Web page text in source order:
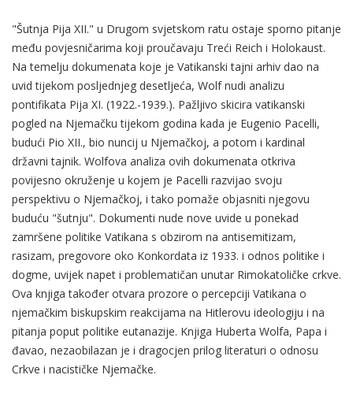
"Šutnja Pija XII." u Drugom svjetskom ratu ostaje sporno pitanje
među povjesničarima koji proučavaju Treći Reich i Holokaust.
Na temelju dokumenata koje je Vatikanski tajni arhiv dao na
uvid tijekom posljednjeg desetljeća, Wolf nudi analizu
pontifikata Pija XI. (1922.-1939.). Pažljivo skicira vatikanski
pogled na Njemačku tijekom godina kada je Eugenio Pacelli,
budući Pio XII., bio nuncij u Njemačkoj, a potom i kardinal
državni tajnik. Wolfova analiza ovih dokumenata otkriva
povijesno okruženje u kojem je Pacelli razvijao svoju
perspektivu o Njemačkoj, i tako pomaže objasniti njegovu
buduću "šutnju". Dokumenti nude nove uvide u ponekad
zamršene politike Vatikana s obzirom na antisemitizam,
rasizam, pregovore oko Konkordata iz 1933. i odnos politike i
dogme, uvijek napet i problematičan unutar Rimokatoličke crkve.
Ova knjiga također otvara prozore o percepciji Vatikana o
njemačkim biskupskim reakcijama na Hitlerovu ideologiju i na
pitanja poput politike eutanazije. Knjiga Huberta Wolfa, Papa i
đavao, nezaobilazan je i dragocjen prilog literaturi o odnosu
Crkve i nacističke Njemačke.